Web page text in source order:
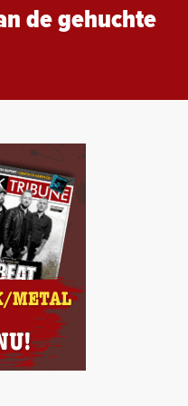
de gehuchte